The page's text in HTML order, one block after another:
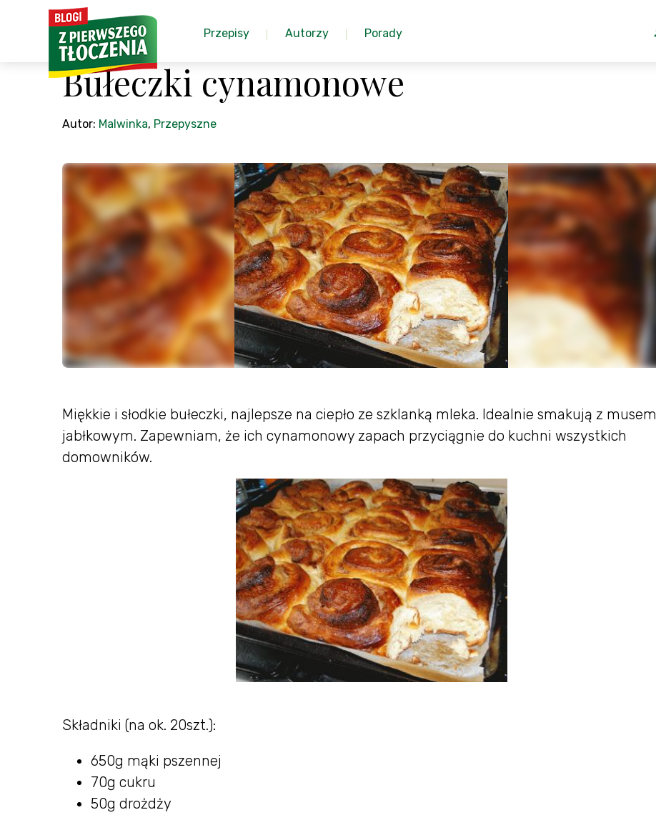
Przepisy Autorzy Porady
Bułeczki cynamonowe
Autor: Malwinka, Przepyszne
Miękkie i słodkie bułeczki, najlepsze na ciepło ze szklanką mleka. Idealnie smakują z musem
jabłkowym. Zapewniam, że ich cynamonowy zapach przyciągnie do kuchni wszystkich
domowników.
Składniki (na ok. 20szt.):
650g mąki pszennej
70g cukru
50g drożdży